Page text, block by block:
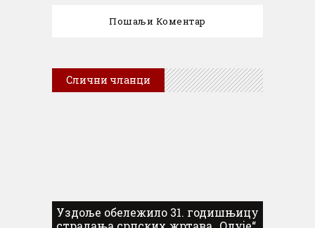
Слични чланци
Уздоље обележило 31. годишњицу